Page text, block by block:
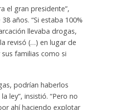
el gran presidente”,
años. “Si estaba 100%
llevaba drogas,
revisó (…) en lugar de
familias como si
podrían haberlos
ley”, insistió. “Pero no
ahí haciendo explotar